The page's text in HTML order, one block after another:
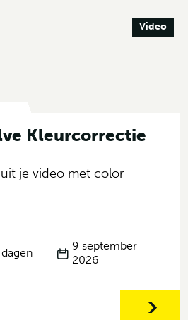
Video
Kleurcorrectie
je video met color
9 september
2026